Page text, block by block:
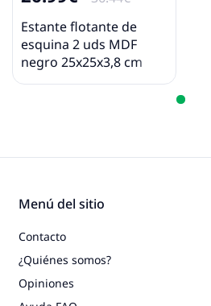
Estante flotante de
esquina 2 uds MDF
negro 25x25x3,8 cm
Menú del sitio
Contacto
¿Quiénes somos?
Opiniones